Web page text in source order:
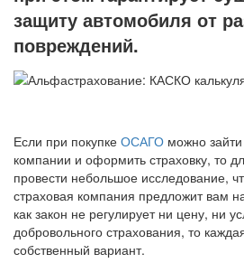
защиту автомобиля от
повреждений.
Если при покупке ОСАГО можно
компании и оформить страховку, то
провести небольшое исследование,
страховая компания предложит вам
как закон не регулирует ни цену, ни
добровольного страхования, то
собственный вариант.